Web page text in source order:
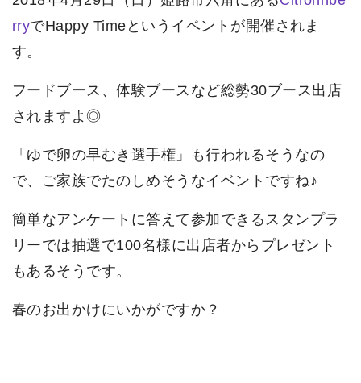
rryでHappy Timeというイベントが開催されま
す。
フードブース、体験ブースなど総勢30ブース出店
されますよ◎
「ゆで卵の早むき選手権」も行われるそうなの
で、ご家族でたのしめそうなイベントですね♪
簡単なアンケートに答えて参加できるスタンプラ
リーでは抽選で100名様に出店者からプレゼント
もあるそうです。
春のお出かけにいかがですか？